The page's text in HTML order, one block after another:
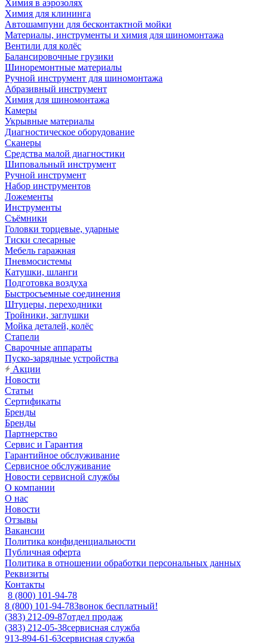
Химия в аэрозолях
Химия для клининга
Автошампуни для бесконтактной мойки
Материалы, инструменты и химия для шиномонтажа
Вентили для колёс
Балансировочные грузики
Шиноремонтные материалы
Ручной инструмент для шиномонтажа
Абразивный инструмент
Химия для шиномонтажа
Камеры
Укрывные материалы
Диагностическое оборудование
Сканеры
Средства малой диагностики
Шиповальный инструмент
Ручной инструмент
Набор инструментов
Ложементы
Инструменты
Съёмники
Головки торцевые, ударные
Тиски слесарные
Мебель гаражная
Пневмосистемы
Катушки, шланги
Подготовка воздуха
Быстросъемные соединения
Штуцеры, переходники
Тройники, заглушки
Мойка деталей, колёс
Стапели
Сварочные аппараты
Пуско-зарядные устройства
Акции
Новости
Статьи
Сертификаты
Бренды
Бренды
Партнерство
Сервис и Гарантия
Гарантийное обслуживание
Сервисное обслуживание
Новости сервисной службы
О компании
О нас
Новости
Отзывы
Вакансии
Политика конфиденциальности
Публичная оферта
Политика в отношении обработки персональных данных
Реквизиты
Контакты
8 (800) 101-94-78
8 (800) 101-94-78Звонок бесплатный!
(383) 212-09-87отдел продаж
(383) 212-05-38сервисная служба
913-894-61-63сервисная служба